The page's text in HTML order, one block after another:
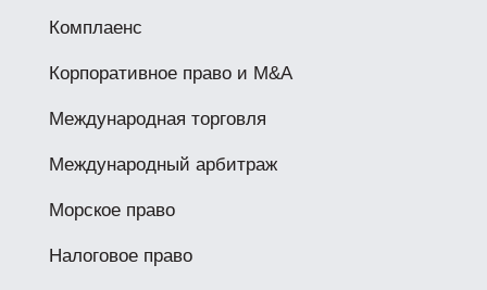
Комплаенс
Корпоративное право и M&A
Международная торговля
Международный арбитраж
Морское право
Налоговое право